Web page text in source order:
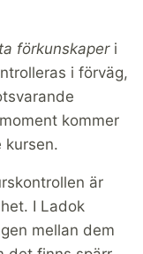
förkunskaperi
i förväg,
kommer
kursen.
är
I Ladok
mellan dem